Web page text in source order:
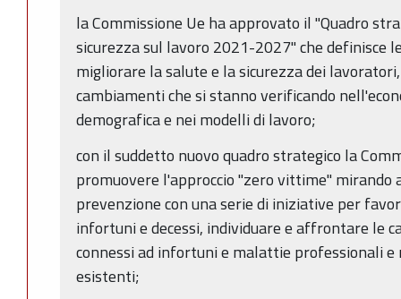
la Commissione Ue ha approvato il "Quadro
sicurezza sul lavoro 2021-2027" che definisce
migliorare la salute e la sicurezza dei
cambiamenti che si stanno verificando
demografica e nei modelli di lavoro;
con il suddetto nuovo quadro strategico la
promuovere l'approccio "zero vittime"
prevenzione con una serie di iniziative per
infortuni e decessi, individuare e affrontare le
connessi ad infortuni e malattie professionali
esistenti;